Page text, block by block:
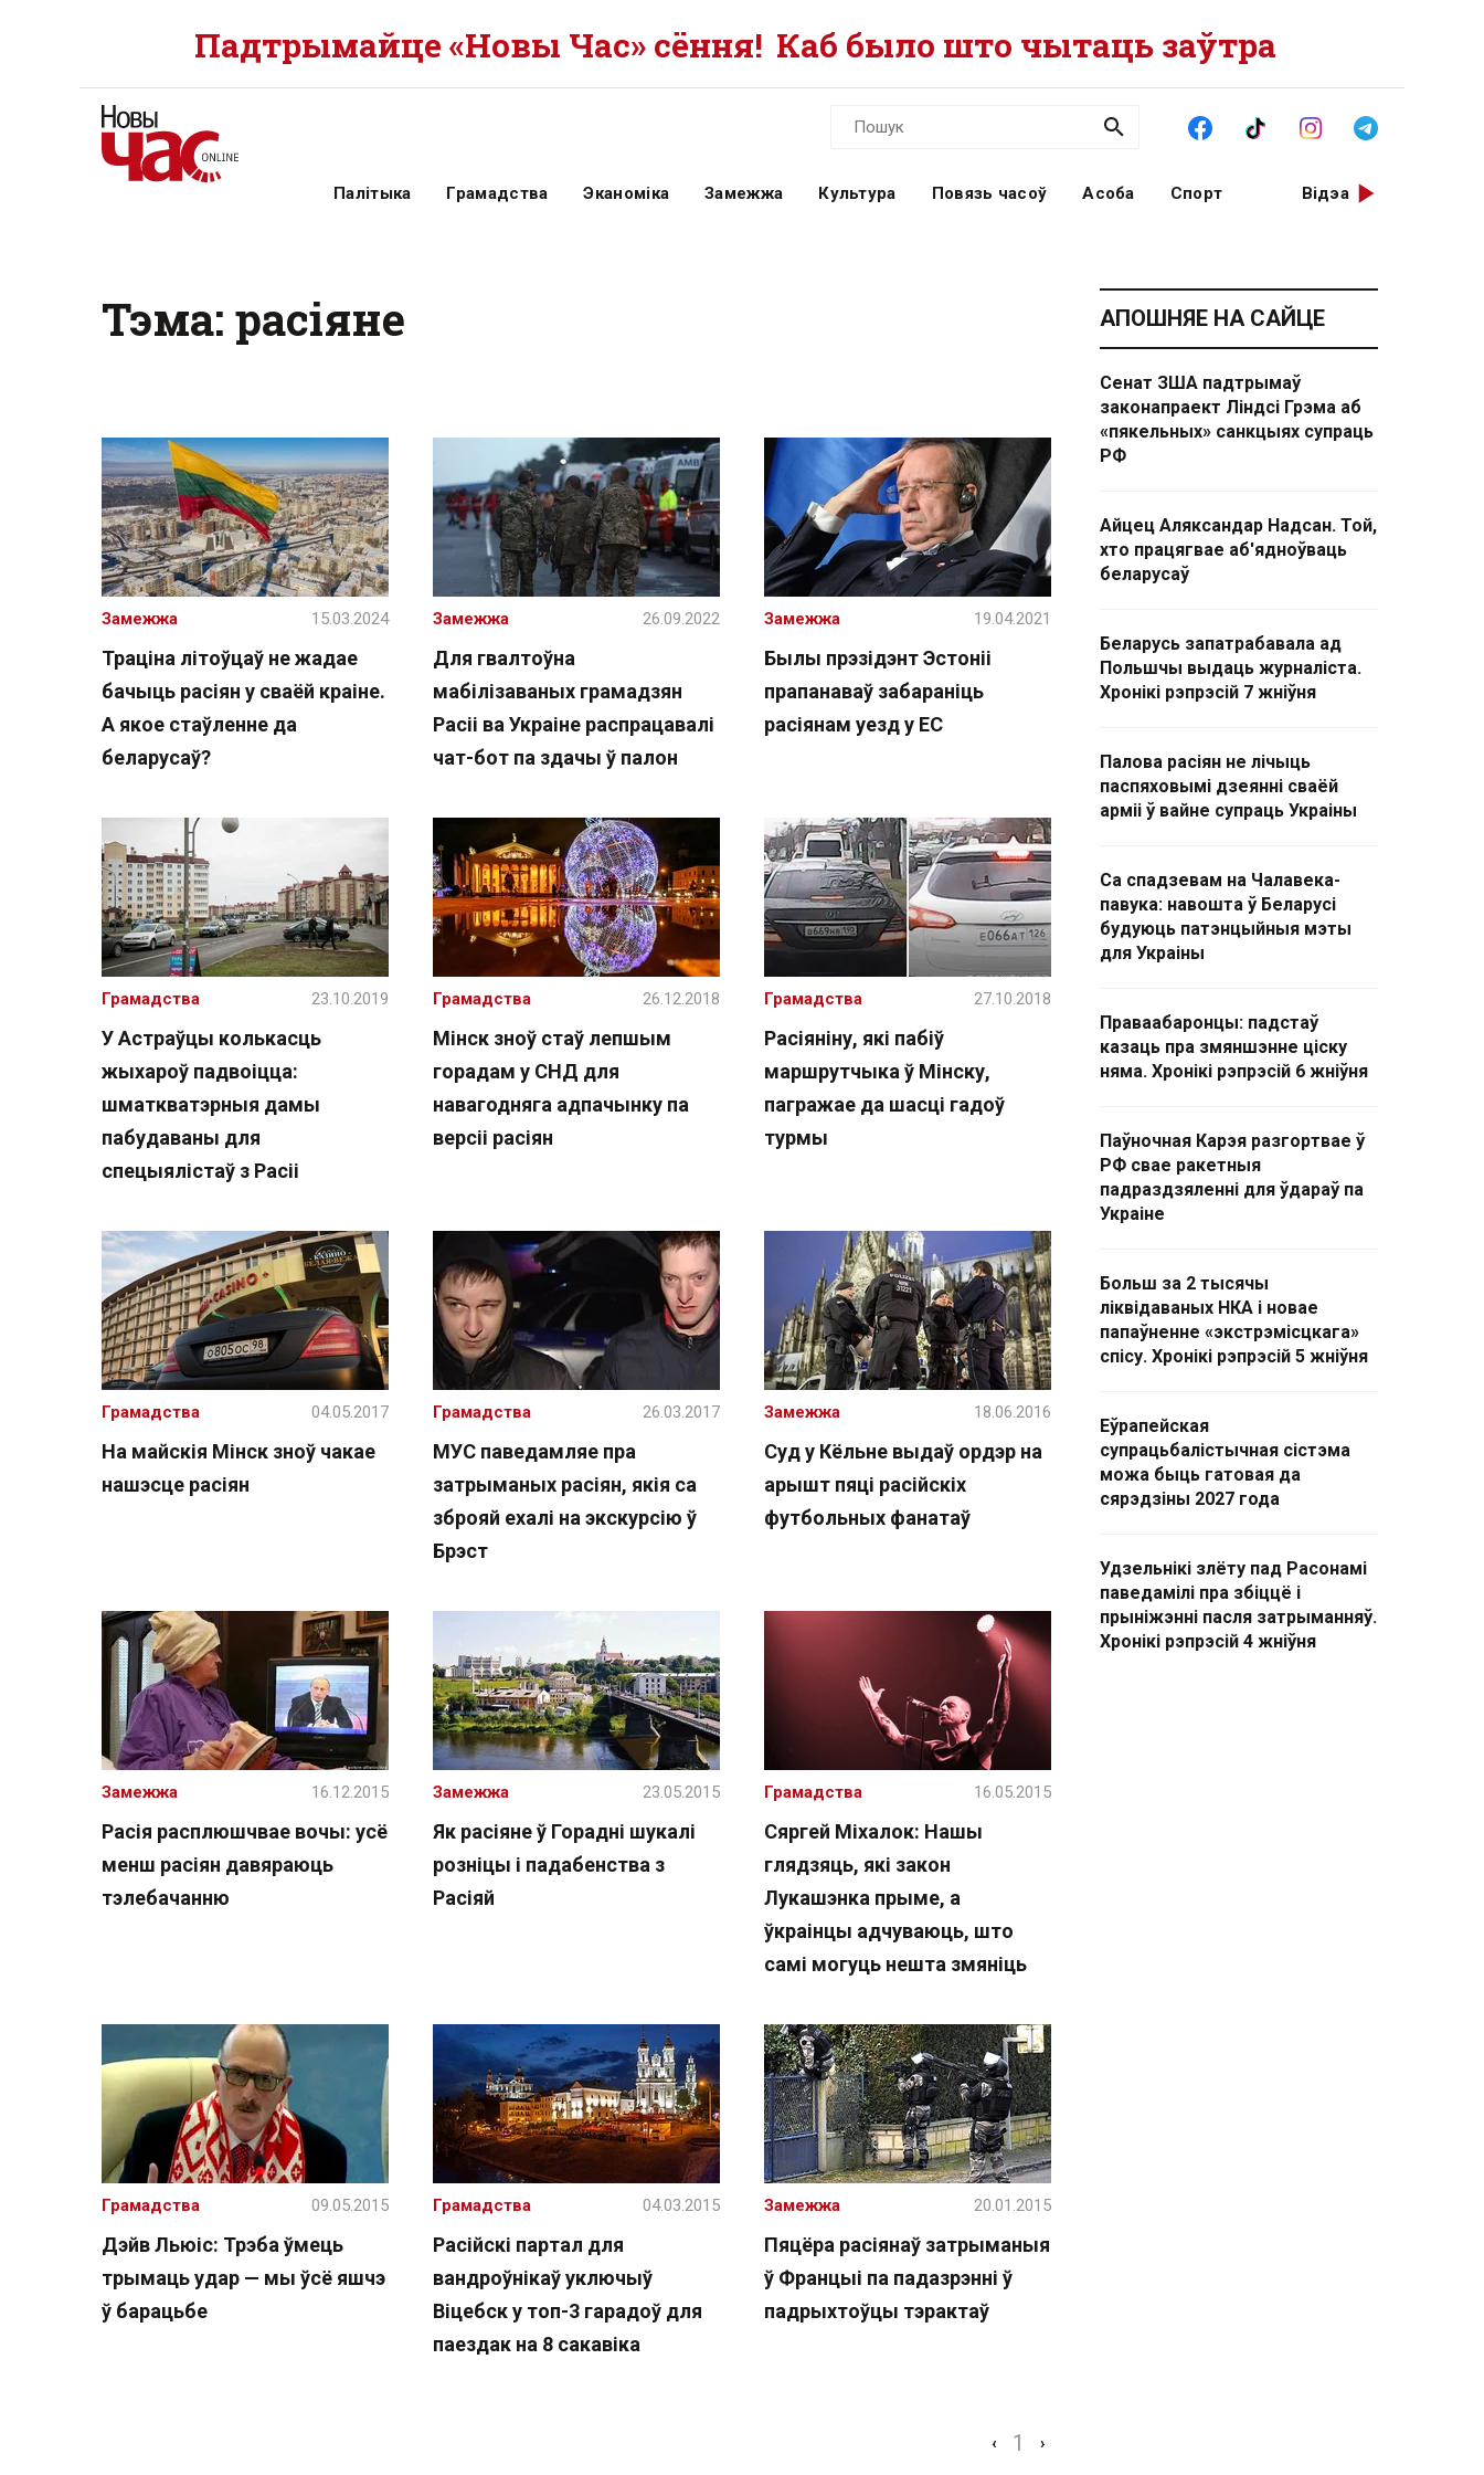
Падтрымайце «Новы Час» сёння! Каб было што чытаць заўтра
Палітыка Грамадства Эканоміка Замежжа Культура Повязь часоў Асоба Спорт Відэа
Тэма: расіяне
Траціна літоўцаў не жадае
бачыць расіян у сваёй краіне.
А якое стаўленне да
беларусаў?
Замежжа 15.03.2024
Для гвалтоўна
мабілізаваных грамадзян
Расіі ва Украіне распрацавалі
чат-бот па здачы ў палон
Замежжа 26.09.2022
Былы прэзідэнт Эстоніі
прапанаваў забараніць
расіянам уезд у ЕС
Замежжа 19.04.2021
У Астраўцы колькасць
жыхароў падвоіцца:
шматкватэрныя дамы
пабудаваны для
спецыялістаў з Расіі
Грамадства 23.10.2019
Мінск зноў стаў лепшым
горадам у СНД для
навагодняга адпачынку па
версіі расіян
Грамадства 26.12.2018
Расіяніну, які пабіў
маршрутчыка ў Мінску,
пагражае да шасці гадоў
турмы
Грамадства 27.10.2018
На майскія Мінск зноў чакае
нашэсце расіян
Грамадства 04.05.2017
МУС паведамляе пра
затрыманых расіян, якія са
зброяй ехалі на экскурсію ў
Брэст
Грамадства 26.03.2017
Суд у Кёльне выдаў ордэр на
арышт пяці расійскіх
футбольных фанатаў
Замежжа 18.06.2016
Расія расплюшчвае вочы: усё
менш расіян давяраюць
тэлебачанню
Замежжа 16.12.2015
Як расіяне ў Горадні шукалі
розніцы і падабенства з
Расіяй
Замежжа 23.05.2015
Сяргей Міхалок: Нашы
глядзяць, які закон
Лукашэнка прыме, а
ўкраінцы адчуваюць, што
самі могуць нешта змяніць
Грамадства 16.05.2015
Дэйв Льюіс: Трэба ўмець
трымаць удар — мы ўсё яшчэ
ў барацьбе
Грамадства 09.05.2015
Расійскі партал для
вандроўнікаў уключыў
Віцебск у топ-3 гарадоў для
паездак на 8 cакавіка
Грамадства 04.03.2015
Пяцёра расіянаў затрыманыя
ў Францыі па падазрэнні ў
падрыхтоўцы тэрактаў
Замежжа 20.01.2015
‹ 1 ›
АПОШНЯЕ НА САЙЦЕ
Сенат ЗША падтрымаў
законапраект Ліндсі Грэма аб
«пякельных» санкцыях супраць
РФ
Айцец Аляксандар Надсан. Той,
хто працягвае аб'ядноўваць
беларусаў
Беларусь запатрабавала ад
Польшчы выдаць журналіста.
Хронікі рэпрэсій 7 жніўня
Палова расіян не лічыць
паспяховымі дзеянні сваёй
арміі ў вайне супраць Украіны
Са спадзевам на Чалавека-
павука: навошта ў Беларусі
будуюць патэнцыйныя мэты
для Украіны
Праваабаронцы: падстаў
казаць пра змяншэнне ціску
няма. Хронікі рэпрэсій 6 жніўня
Паўночная Карэя разгортвае ў
РФ свае ракетныя
падраздзяленні для ўдараў па
Украіне
Больш за 2 тысячы
ліквідаваных НКА і новае
папаўненне «экстрэмісцкага»
спісу. Хронікі рэпрэсій 5 жніўня
Еўрапейская
супрацьбалістычная сістэма
можа быць гатовая да
сярэдзіны 2027 года
Удзельнікі злёту пад Расонамі
паведамілі пра збіццё і
прыніжэнні пасля затрыманняў.
Хронікі рэпрэсій 4 жніўня